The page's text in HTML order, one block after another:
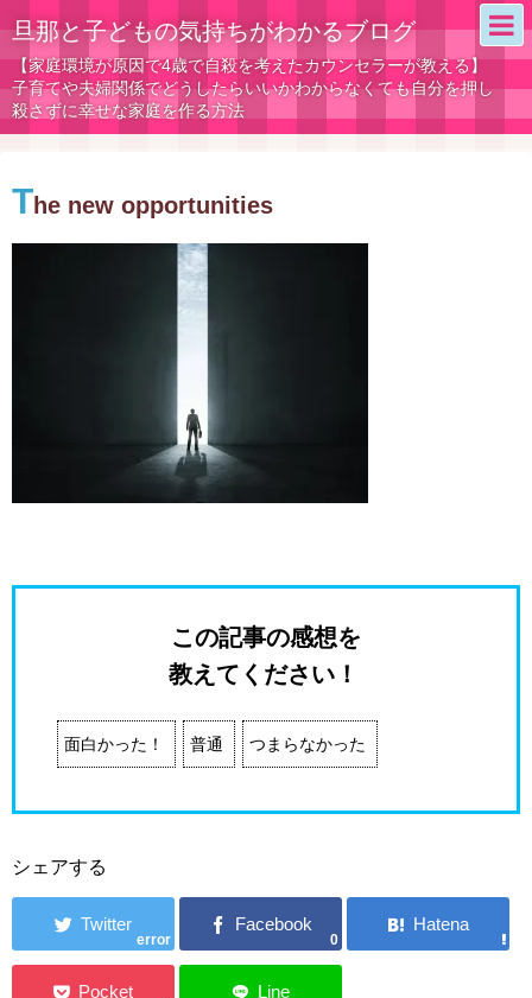
旦那と子どもの気持ちがわかるブログ
【家庭環境が原因で4歳で自殺を考えたカウンセラーが教える】
子育てや夫婦関係でどうしたらいいかわからなくても自分を押し
殺さずに幸せな家庭を作る方法
The new opportunities
この記事の感想を
教えてください！
面白かった！ 普通 つまらなかった
シェアする
error 0